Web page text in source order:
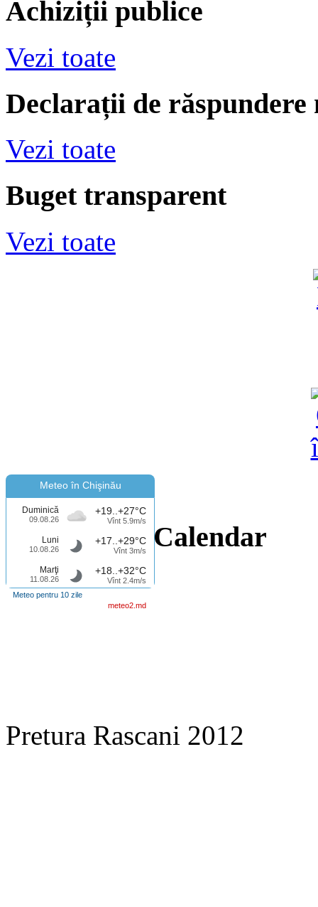
Achiziții publice
Vezi toate
Declarații de răspundere
Vezi toate
Buget transparent
Vezi toate
Meteo în Chişinău
Duminică
09.08.26
+19..+27°C
Vînt 5.9m/s
Luni
10.08.26
+17..+29°C
Vînt 3m/s
Marţi
11.08.26
+18..+32°C
Vînt 2.4m/s
Meteo pentru 10 zile
meteo2.md
Calendar
Pretura Rascani 2012